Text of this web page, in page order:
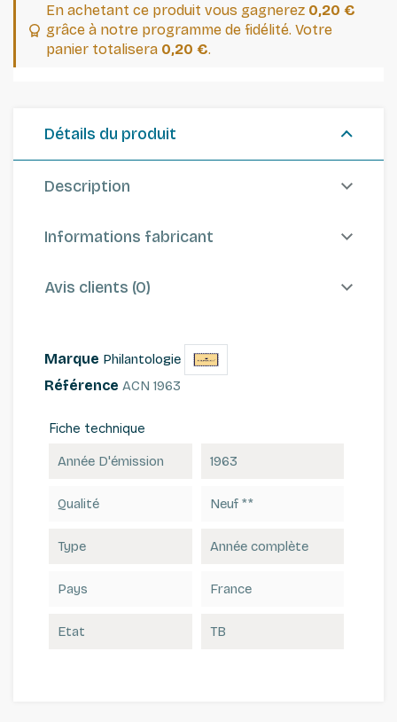
En achetant ce produit vous gagnerez 0,20 €
grâce à notre programme de fidélité. Votre
panier totalisera 0,20 €.
Détails du produit
Description
Informations fabricant
Avis clients (0)
Marque Philantologie
Référence ACN 1963
Fiche technique
Année D'émission 1963
Qualité Neuf **
Type Année complète
Pays France
Etat TB